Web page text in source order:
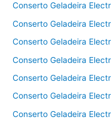
Conserto Geladeira
Conserto Geladeira
Conserto Geladeira
Conserto Geladeira
Conserto Geladeira
Conserto Geladeira
Conserto Geladeira